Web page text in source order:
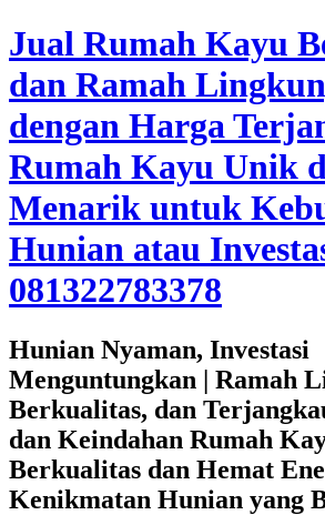
Jual Rumah Kayu
dan Ramah
dengan Harga
Rumah Kayu Unik
Menarik untuk
Hunian atau
081322783378
Hunian Nyaman, Investasi
Menguntungkan | Ramah
Berkualitas, dan
dan Keindahan Rumah
Berkualitas dan Hemat
Kenikmatan Hunian yang